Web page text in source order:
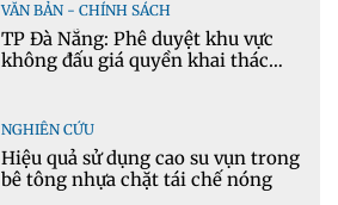
VĂN BẢN - CHÍNH SÁCH
TP Đà Nẵng: Phê duyệt khu vực
không đấu giá quyền khai thác
NGHIÊN CỨU
Hiệu quả sử dụng cao su vụn trong
bê tông nhựa chặt tái chế nóng